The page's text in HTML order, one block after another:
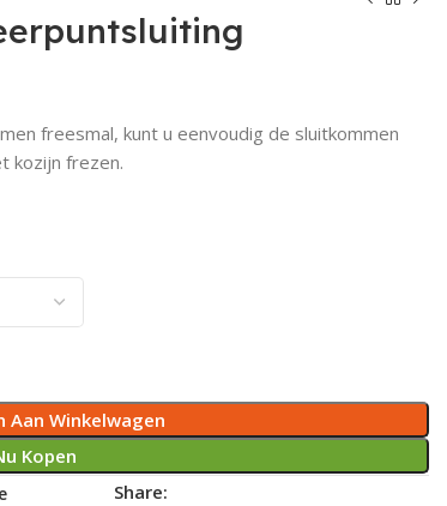
freesmal, kunt u eenvoudig de sluitkommen
kozijn frezen.
Aan Winkelwagen
Kopen
Share: